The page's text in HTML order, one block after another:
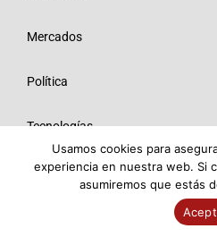
Mercados
Política
Tecnologías
Opinión
© 2026 Todos los
Usamos cookies para
experiencia en nuestra web. Si
asumiremos que estás